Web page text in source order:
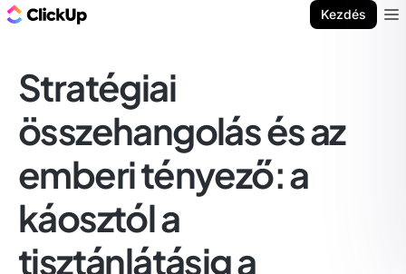
Kezdés
Stratégiai
összehangolás és az
emberi tényező: a
káosztól a
tisztánlátásig a